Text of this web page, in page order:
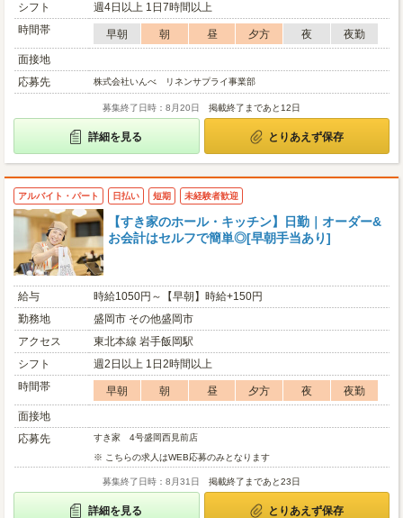
シフト
週4日以上 1日7時間以上
時間帯
早朝 朝 昼 夕方 夜
夜勤
面接地
応募先
株式会社いんべ リネンサプライ事業部
募集終了日時：8月20日 掲載終了まであと12日
詳細を見る とりあえず保存
アルバイト・パート 日払い 短期 未経験者歓迎
【すき家のホール・キッチン】日勤｜オーダー&
お会計はセルフで簡単◎[早朝手当あり]
給与
時給1050円～【早朝】時給+150円
勤務地
盛岡市 その他盛岡市
アクセス
東北本線 岩手飯岡駅
シフト
週2日以上 1日2時間以上
時間帯
早朝 朝 昼 夕方 夜
夜勤
面接地
応募先
すき家 4号盛岡西見前店
※ こちらの求人はWEB応募のみとなります
募集終了日時：8月31日 掲載終了まであと23日
詳細を見る とりあえず保存